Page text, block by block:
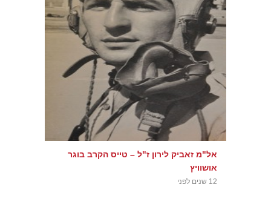
אל"מ זאביק לירון ז"ל – טייס הקרב בוגר
אושוויץ
12 שנים לפני